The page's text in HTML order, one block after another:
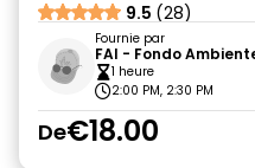
9.5 (28)
Fournie par
FAI - Fondo
1 heure
2:00 PM, 2:30 PM
De€18.00